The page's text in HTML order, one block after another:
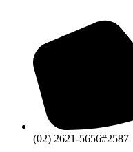
(02) 2621-5656#2587